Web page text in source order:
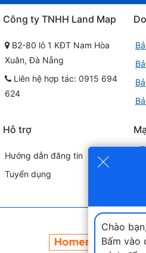
×
Chào
Bấm vào
Công ty TNHH Land Map
B2-80 lô 1 KĐT Nam Hòa
Xuân, Đà Nẵng
Liên hệ hợp tác: 0915 694
624
Hỗ trợ
Hướng dẫn đăng tin
Tuyển dụng